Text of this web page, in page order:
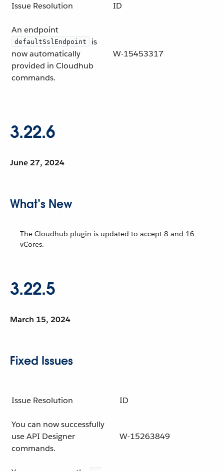
Issue Resolution ID
An endpoint
defaultSslEndpoint
is
now automatically
provided in Cloudhub
commands.
W-15453317
3.22.6
June 27, 2024
What’s New
The Cloudhub plugin is updated to accept 8 and 16
vCores.
3.22.5
March 15, 2024
Fixed Issues
Issue Resolution ID
You can now successfully
use API Designer
commands.
W-15263849